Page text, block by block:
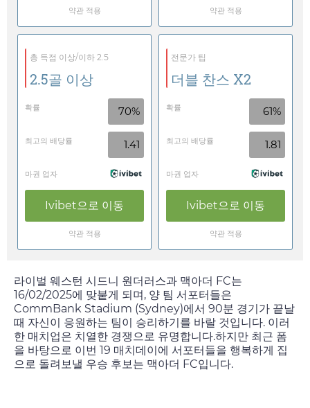
약관 적용 약관 적용
총 득점 이상/이하 2.5
2.5골 이상
확률 70%
최고의 배당률 1.41
마권 업자
Ivibet으로 이동
약관 적용
전문가 팁
더블 찬스 X2
확률 61%
최고의 배당률 1.81
마권 업자
Ivibet으로 이동
약관 적용
라이벌 웨스턴 시드니 원더러스과 맥아더 FC는
16/02/2025에 맞붙게 되며, 양 팀 서포터들은
CommBank Stadium (Sydney)에서 90분 경기가 끝날
때 자신이 응원하는 팀이 승리하기를 바랄 것입니다. 이러
한 매치업은 치열한 경쟁으로 유명합니다.하지만 최근 폼
을 바탕으로 이번 19 매치데이에 서포터들을 행복하게 집
으로 돌려보낼 우승 후보는 맥아더 FC입니다.